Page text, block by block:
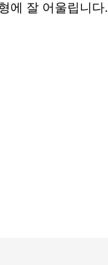
에 잘 어울립니다.